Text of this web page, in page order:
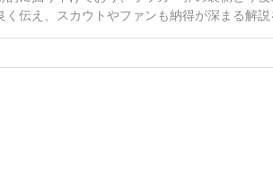
伝え、スカウトやファンも納得が深まる解説